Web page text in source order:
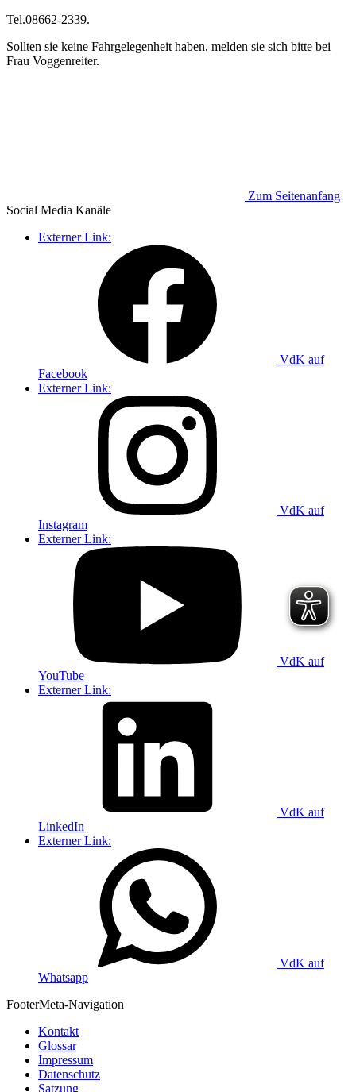
Tel.08662-2339.
Sollten sie keine Fahrgelegenheit haben, melden sie sich bitte bei
Frau Voggenreiter.
Zum Seitenanfang
Social Media Kanäle
Externer Link:
VdK auf
Facebook
Externer Link:
VdK auf
Instagram
Externer Link:
VdK auf
YouTube
Externer Link:
VdK auf
LinkedIn
Externer Link:
VdK auf
Whatsapp
FooterMeta-Navigation
Kontakt
Glossar
Impressum
Datenschutz
Satzung